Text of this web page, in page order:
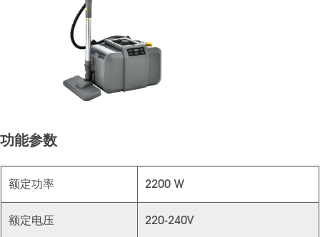
功能参数
额定功率 2200 W
额定电压 220-240V